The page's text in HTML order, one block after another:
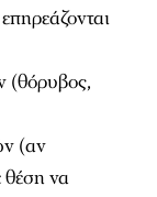
(θόρυβος,
(αν
θέση να